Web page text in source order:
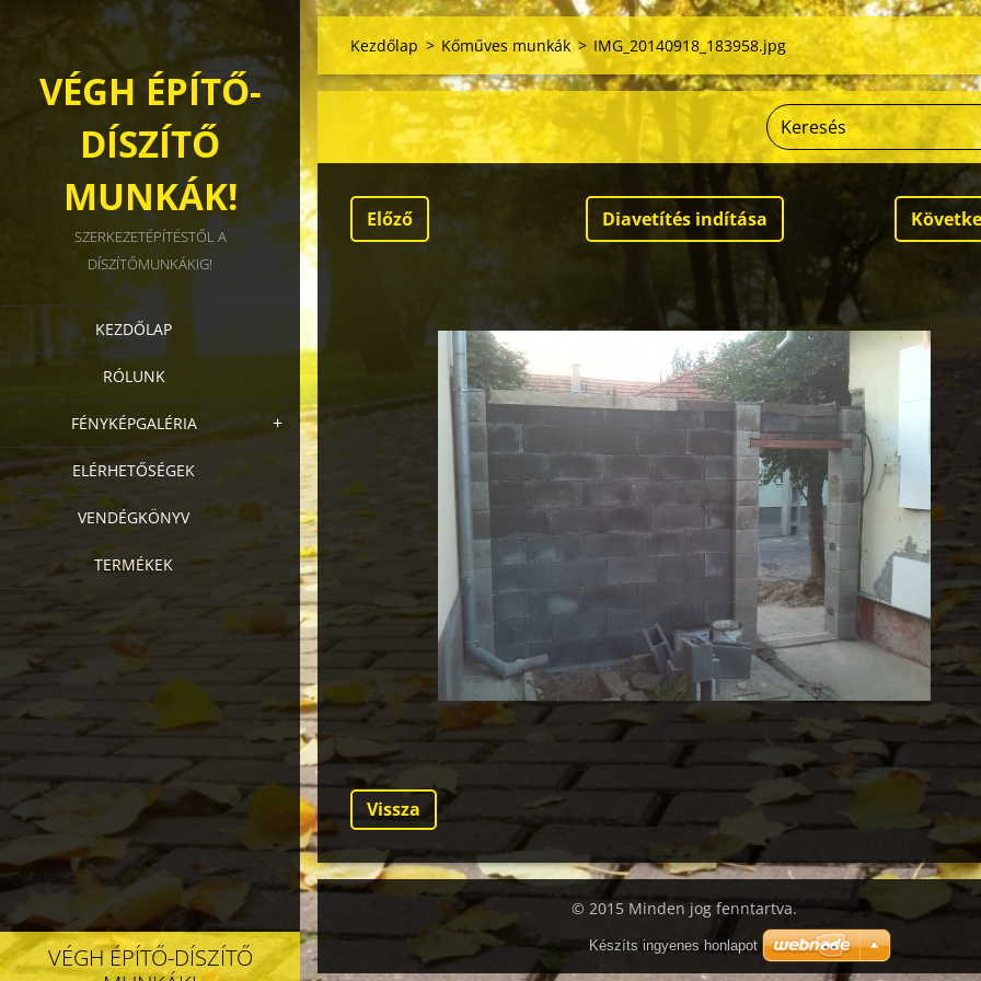
VÉGH ÉPÍTŐ-
DÍSZÍTŐ
MUNKÁK!
SZERKEZETÉPÍTÉSTŐL A
DÍSZÍTŐMUNKÁKIG!
KEZDŐLAP
RÓLUNK
FÉNYKÉPGALÉRIA
ELÉRHETŐSÉGEK
VENDÉGKÖNYV
TERMÉKEK
VÉGH ÉPÍTŐ-DÍSZÍTŐ
Kezdőlap > Kőműves munkák > IMG_20140918_183958.jpg
Előző Diavetítés indítása
Vissza
© 2015 Minden jog fenntartva.
Készíts ingyenes honlapot